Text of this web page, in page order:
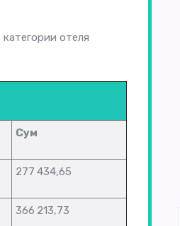
отеля
Сум
277 434,65
366 213,73